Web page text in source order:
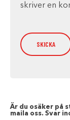
skriver en
Är du osäker på
maila oss. Svar